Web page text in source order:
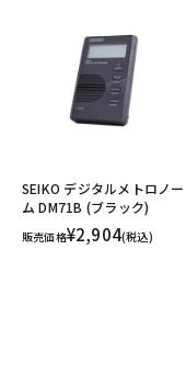
SEIKO デジタルメトロノー
ム DM71B (ブラック)
販売価格¥2,904(税込)